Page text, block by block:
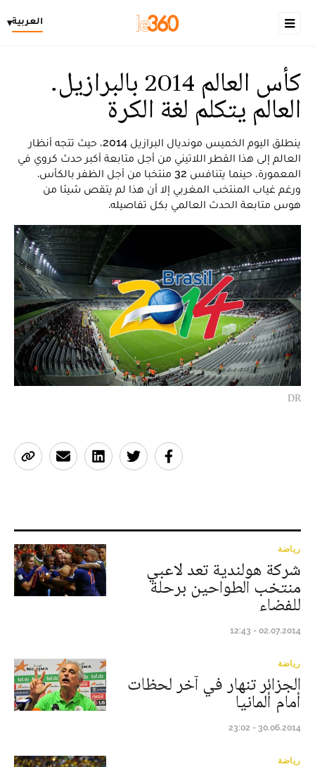
العربية▾
كأس العالم 2014 بالبرازيل.
العالم يتكلم لغة الكرة
ينطلق اليوم الخميس مونديال البرازيل 2014، حيث تتجه أنظار
العالم إلى هذا القطر اللاتيني من أجل متابعة أكبر حدث كروي في
المعمورة، حينما يتنافس 32 منتخبا من أجل الظفر بالكأس.
ورغم غياب المنتخب المغربي إلا أن هذا لم يتقص شيئا من
هوس متابعة الحدث العالمي بكل تفاصيله.
DR
رياضة
شركة هولندية تعد لاعبي
منتخب الطواحين برحلة
للفضاء
02.07.2014 - 12:43
رياضة
الجزائر تنهار في آخر لحظات
أمام ألمانيا
30.06.2014 - 23:02
رياضة